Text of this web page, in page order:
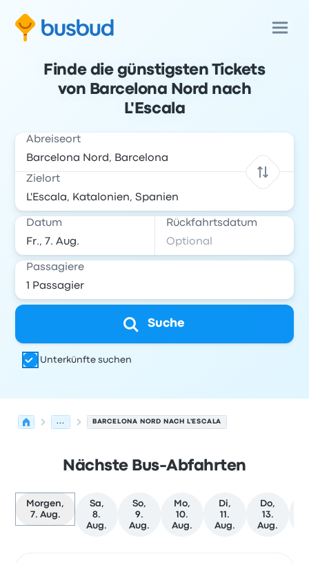
Finde die günstigsten Tickets
von Barcelona Nord nach
L'Escala
Abreiseort
Zielort
Datum Rückfahrtsdatum
Passagiere
Suche
Unterkünfte suchen
... BARCELONA NORD NACH L'ESCALA
Nächste Bus-Abfahrten
Morgen,
7. Aug.
Sa,
8.
Aug.
So,
9.
Aug.
Mo,
10.
Aug.
Di,
11.
Aug.
Do,
13.
Aug.